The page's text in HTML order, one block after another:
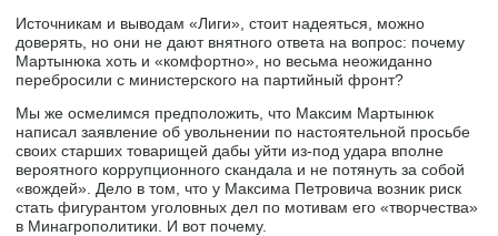
Источникам и выводам «Лиги», стоит надеяться, можно
доверять, но они не дают внятного ответа на вопрос: почему
Мартынюка хоть и «комфортно», но весьма неожиданно
перебросили с министерского на партийный фронт?
Мы же осмелимся предположить, что Максим Мартынюк
написал заявление об увольнении по настоятельной просьбе
своих старших товарищей дабы уйти из-под удара вполне
вероятного коррупционного скандала и не потянуть за собой
«вождей». Дело в том, что у Максима Петровича возник риск
стать фигурантом уголовных дел по мотивам его «творчества»
в Минагрополитики. И вот почему.